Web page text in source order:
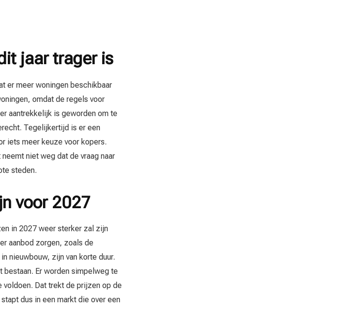
jaar trager is
er meer woningen beschikbaar
omdat de regels voor
aantrekkelijk is geworden om te
Tegelijkertijd is er een
iets meer keuze voor kopers.
niet weg dat de vraag naar
steden.
voor 2027
in 2027 weer sterker zal zijn
aanbod zorgen, zoals de
nieuwbouw, zijn van korte duur.
Er worden simpelweg te
voldoen. Dat trekt de prijzen op de
dus in een markt die over een